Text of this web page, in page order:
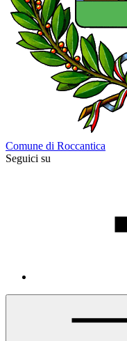
Comune di Roccantica
Seguici su